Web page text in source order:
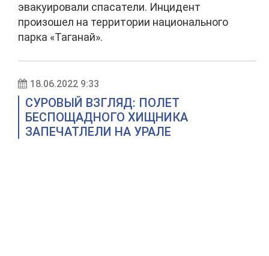
эвакуировали спасатели. Инцидент
произошел на территории национального
парка «Таганай».
18.06.2022 9:33
СУРОВЫЙ ВЗГЛЯД: ПОЛЕТ
БЕСПОЩАДНОГО ХИЩНИКА
ЗАПЕЧАТЛЕЛИ НА УРАЛЕ